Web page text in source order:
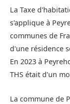
La Taxe
s'applique à
communes de
d'une résidence
En 2023 à
THS était d'un
La commune de